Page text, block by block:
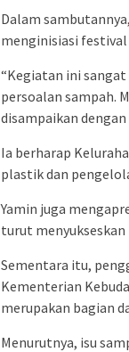
Dalam
menginisiasi
“Kegiatan ini
persoalan sampah.
disampaikan
Ia berharap
plastik dan
Yamin juga
turut
Sementara itu,
Kementerian
merupakan bagian
Menurutnya, isu